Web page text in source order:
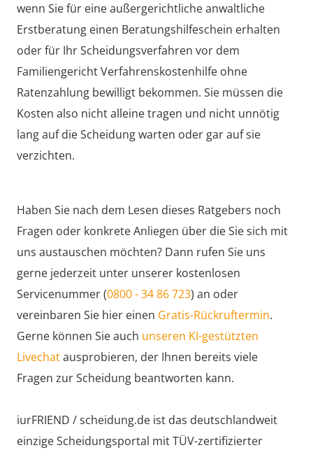
wenn Sie für eine außergerichtliche anwaltliche
Erstberatung einen Beratungshilfeschein erhalten
oder für Ihr Scheidungsverfahren vor dem
Familiengericht Verfahrenskostenhilfe ohne
Ratenzahlung bewilligt bekommen. Sie müssen die
Kosten also nicht alleine tragen und nicht unnötig
lang auf die Scheidung warten oder gar auf sie
verzichten.
Haben Sie nach dem Lesen dieses Ratgebers noch
Fragen oder konkrete Anliegen über die Sie sich mit
uns austauschen möchten? Dann rufen Sie uns
gerne jederzeit unter unserer kostenlosen
Servicenummer (0800 - 34 86 723) an oder
vereinbaren Sie hier einen Gratis-Rückruftermin.
Gerne können Sie auch unseren KI-gestützten
Livechatausprobieren, der Ihnen bereits viele
Fragen zur Scheidung beantworten kann.
iurFRIEND / scheidung.de ist das deutschlandweit
einzige Scheidungsportal mit TÜV-zertifizierter